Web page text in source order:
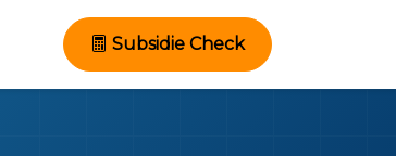
Subsidie Check